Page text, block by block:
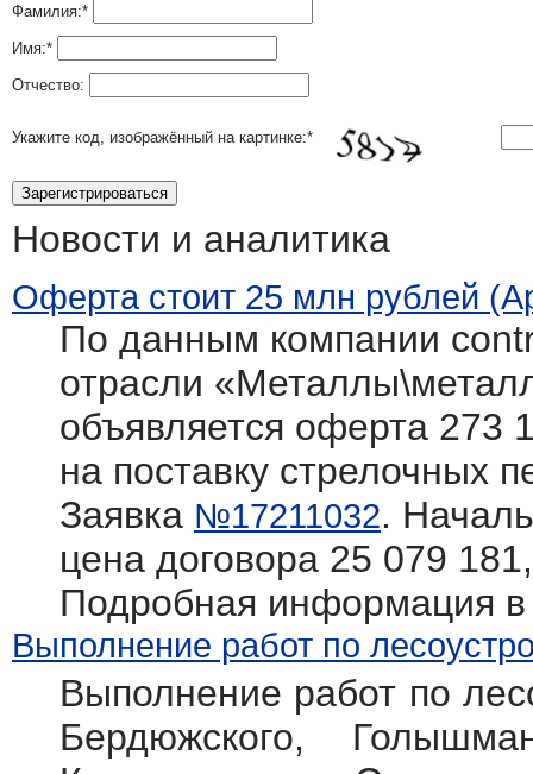
Фамилия:*
Имя:*
Отчество:
Укажите код, изображённый на картинке:*
Новости и аналитика
Оферта стоит 25 млн рублей
По данным компании
отрасли
объявляется оферта
на поставку стрелочных
Заявка №17211032.
цена договора 25 079
Подробная информация
Выполнение работ по
Выполнение работ по
Бердюжского,